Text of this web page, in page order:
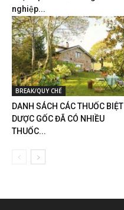
nghiệp...
BREAK/QUY CHẾ
DANH SÁCH CÁC THUỐC BIỆT
DƯỢC GỐC ĐÃ CÓ NHIỀU
THUỐC...